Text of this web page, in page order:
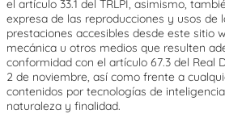
el artículo 33.1 del TRLPI, asimismo,
expresa de las reproducciones y usos de
prestaciones accesibles desde este sitio
mecánica u otros medios que resulten
conformidad con el artículo 67.3 del Real
2 de noviembre, así como frente a
contenidos por tecnologías de
naturaleza y finalidad.